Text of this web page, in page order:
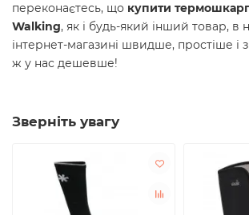
переконаєтесь, що купити
Walking, як і будь-який інший товар, в
інтернет-магазині швидше, простіше і
ж у нас дешевше!
Зверніть увагу